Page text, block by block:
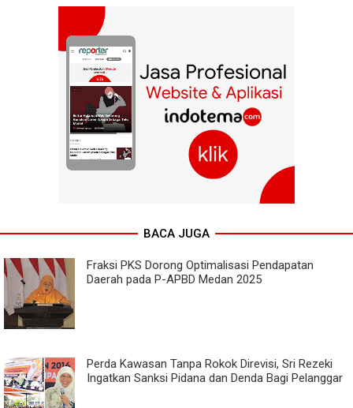
BACA JUGA
Fraksi PKS Dorong Optimalisasi Pendapatan
Daerah pada P-APBD Medan 2025
Perda Kawasan Tanpa Rokok Direvisi, Sri Rezeki
Ingatkan Sanksi Pidana dan Denda Bagi Pelanggar